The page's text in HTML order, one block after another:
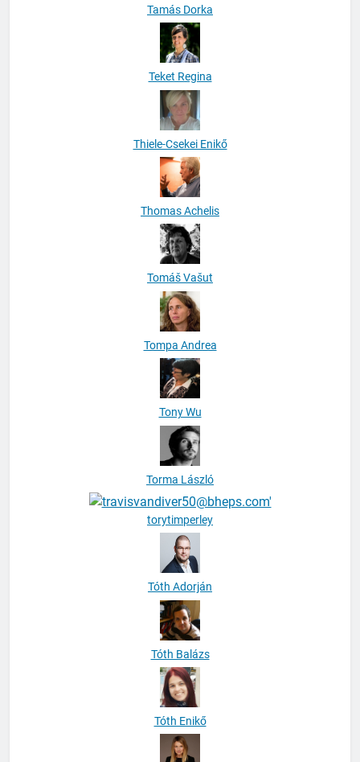
Tamás Dorka
Teket Regina
Thiele-Csekei Enikő
Thomas Achelis
Tomáš Vašut
Tompa Andrea
Tony Wu
Torma László
torytimperley
Tóth Adorján
Tóth Balázs
Tóth Enikő